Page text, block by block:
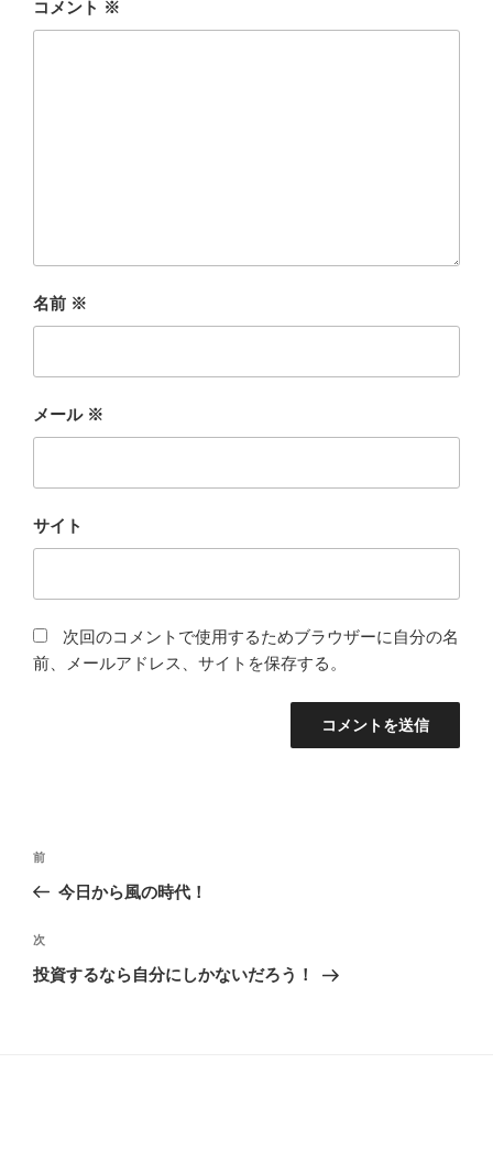
コメント ※
名前 ※
メール ※
サイト
次回のコメントで使用するためブラウザーに自分の名
前、メールアドレス、サイトを保存する。
投
ナ
ビ
ゲ
前
の
稿
前
今日から風の時代！
次
の
次
投資するなら自分にしかないだろう！